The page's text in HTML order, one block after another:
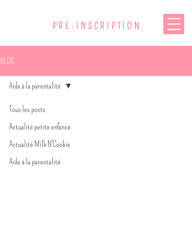
PRE-INSCRIPTION
BLOG
Tous les posts
Actualité petite enfance
Actualité Milk N'Cookie
Aide à la parentalité
Aide à la parentalité